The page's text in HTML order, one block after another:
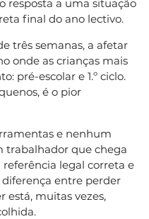
resposta a uma situação
final do ano lectivo.
três semanas, a afetar
onde as crianças mais
pré-escolar e 1.º ciclo.
é o pior
e nenhum
trabalhador que chega
referência legal correta e
entre perder
está, muitas vezes,